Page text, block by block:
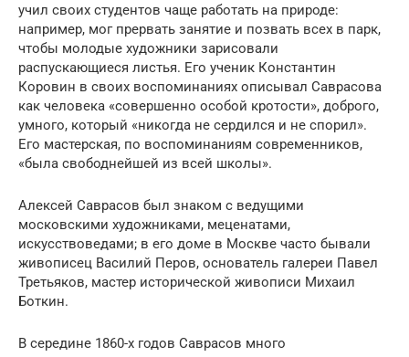
учил своих студентов чаще работать на природе:
например, мог прервать занятие и позвать всех в парк,
чтобы молодые художники зарисовали
распускающиеся листья. Его ученик Константин
Коровин в своих воспоминаниях описывал Саврасова
как человека «совершенно особой кротости», доброго,
умного, который «никогда не сердился и не спорил».
Его мастерская, по воспоминаниям современников,
«была свободнейшей из всей школы».
Алексей Саврасов был знаком с ведущими
московскими художниками, меценатами,
искусствоведами; в его доме в Москве часто бывали
живописец Василий Перов, основатель галереи Павел
Третьяков, мастер исторической живописи Михаил
Боткин.
В середине 1860-х годов Саврасов много